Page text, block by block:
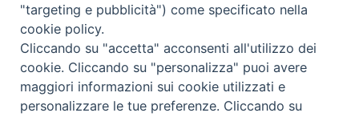
Copyright © 2019 - Tutti i diritti riservati - Vita
Trentina Editrice
Privacy Policy
"targeting e pubblicità") come specificato nella
cookie policy.
Cliccando su "accetta" acconsenti all'utilizzo dei
cookie. Cliccando su "personalizza" puoi avere
maggiori informazioni sui cookie utilizzati e
personalizzare le tue preferenze. Cliccando su